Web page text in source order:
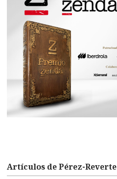
Artículos de Pérez-Reverte